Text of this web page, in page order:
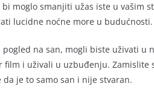
moglo smanjiti užas iste u vašim
lucidne noćne more u budućnosti.
na san, mogli biste uživati u
film i uživali u uzbuđenju. Zamislite
je to samo san i nije stvaran.